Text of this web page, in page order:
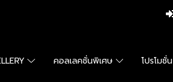
คอลเลคชั่นพิเศษ โปรโมชั่น